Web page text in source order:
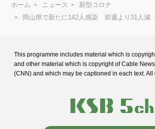
ホーム ニュース
新型コロナ
岡山県で新たに142人感染 前週より31人減
This programme includes material which is
and other material which is copyright of Cable
(CNN) and which may be captioned in each text. All